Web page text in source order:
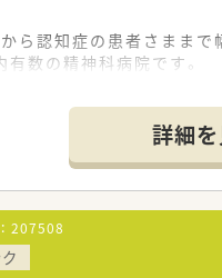
ら認知症の患者さままで
数の精神科病院です。
とした造りとなっており
る為、異動はございませ
宅街が広がる立地です。
中心に内科、歯科など。
後は入院患者さんの対
ぼございません。
詳細
207508